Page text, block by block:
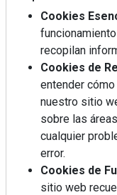
Cookies
recopilan
Cookies de
entender
nuestro sitio
sobre las
cualquier
error.
Cookies de
sitio web